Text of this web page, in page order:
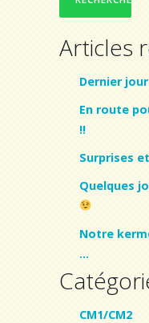
Articles
Dernier
En route
!!
Surprises
Quelques
Notre
…
CM1/CM2